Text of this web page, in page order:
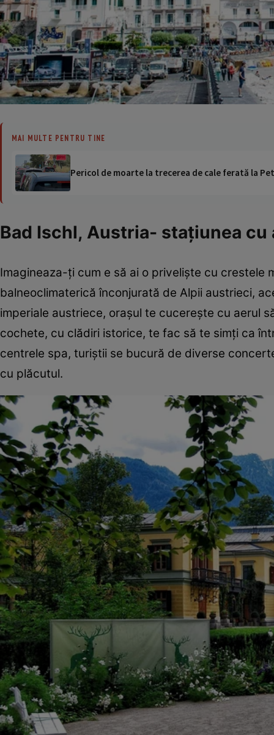
MAI MULTE PENTRU TINE
Pericol de moarte la trecerea de cale ferată la
Bad Ischl, Austria- staţiunea cu
Imagineaza-ţi cum e să ai o privelişte cu crestele
balneoclimaterică înconjurată de Alpii austrieci,
imperiale austriece, oraşul te cucereşte cu aerul
cochete, cu clădiri istorice, te fac să te simţi ca
centrele spa, turiştii se bucură de diverse
cu plăcutul.